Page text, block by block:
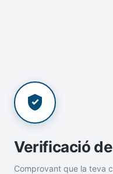
Verificació
Comprovant que la teva